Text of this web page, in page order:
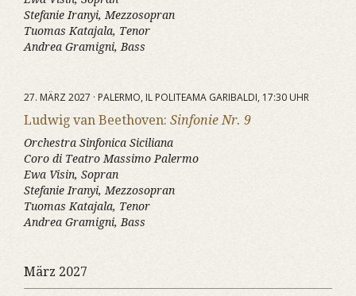
Stefanie Iranyi, Mezzosopran
Tuomas Katajala, Tenor
Andrea Gramigni, Bass
27. MÄRZ 2027 · PALERMO, IL POLITEAMA GARIBALDI, 17:30 UHR
Ludwig van Beethoven: Sinfonie Nr. 9
Orchestra Sinfonica Siciliana
Coro di Teatro Massimo Palermo
Ewa Visin, Sopran
Stefanie Iranyi, Mezzosopran
Tuomas Katajala, Tenor
Andrea Gramigni, Bass
März 2027